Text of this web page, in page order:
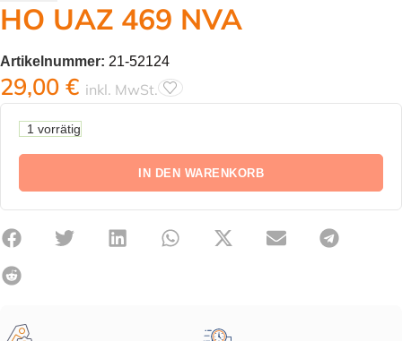
HO UAZ 469 NVA
Artikelnummer: 21-52124
29,00 € inkl. MwSt.
1 vorrätig
IN DEN WARENKORB